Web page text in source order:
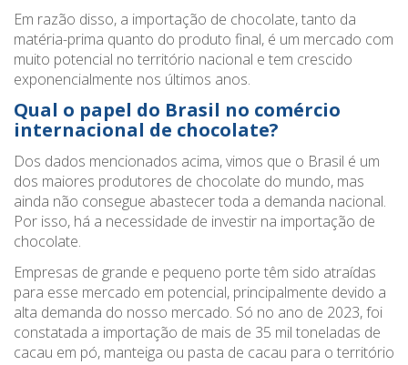
Em razão disso, a importação de chocolate, tanto da
matéria-prima quanto do produto final, é um mercado com
muito potencial no território nacional e tem crescido
exponencialmente nos últimos anos.
Qual o papel do Brasil no comércio
internacional de chocolate?
Dos dados mencionados acima, vimos que o Brasil é um
dos maiores produtores de chocolate do mundo, mas
ainda não consegue abastecer toda a demanda nacional.
Por isso, há a necessidade de investir na importação de
chocolate.
Empresas de grande e pequeno porte têm sido atraídas
para esse mercado em potencial, principalmente devido a
alta demanda do nosso mercado. Só no ano de 2023, foi
constatada a importação de mais de 35 mil toneladas de
cacau em pó, manteiga ou pasta de cacau para o território